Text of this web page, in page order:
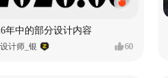
年中的部分设计内容
设计师_银 60